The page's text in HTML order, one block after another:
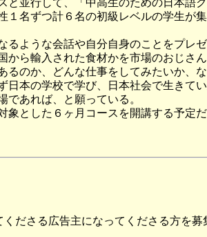
名ずつ計６名の初級レベルの学生が
ような会話や自分自身のことをプレ
から輸入された食材かを市場のおじ
るのか、どんな仕事をしてみたいか、
本の学校で学び、日本社会で生きて
あれば、と願っている。
とした６ヶ月コースを開講する予定だ
ださる広告主になってくださる方を募